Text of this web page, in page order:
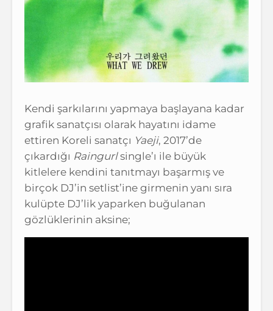
Kendi şarkılarını yapmaya başlayana kadar
grafik sanatçısı olarak hayatını idame
ettiren Koreli sanatçı Yaeji, 2017’de
çıkardığı Raingurlsingle’ı ile büyük
kitlelere kendini tanıtmayı başarmış ve
birçok DJ’in setlist’ine girmenin yanı sıra
kulüpte DJ’lik yaparken buğulanan
gözlüklerinin aksine;